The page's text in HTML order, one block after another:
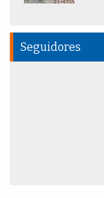
Seguidores